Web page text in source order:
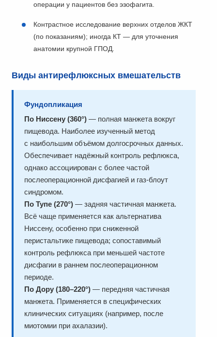
операции у пациентов без эзофагита.
Контрастное исследование верхних отделов ЖКТ
(по показаниям); иногда КТ — для уточнения
анатомии крупной ГПОД.
Виды антирефлюксных вмешательств
Фундопликация
По Ниссену (360°) — полная манжета вокруг
пищевода. Наиболее изученный метод
с наибольшим объёмом долгосрочных данных.
Обеспечивает надёжный контроль рефлюкса,
однако ассоциирован с более частой
послеоперационной дисфагией и газ-блоут
синдромом.
По Тупе (270°) — задняя частичная манжета.
Всё чаще применяется как альтернатива
Ниссену, особенно при сниженной
перистальтике пищевода; сопоставимый
контроль рефлюкса при меньшей частоте
дисфагии в раннем послеоперационном
периоде.
По Дору (180–220°) — передняя частичная
манжета. Применяется в специфических
клинических ситуациях (например, после
миотомии при ахалазии).